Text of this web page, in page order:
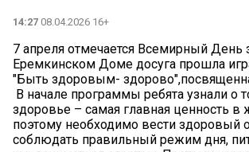
14:27 08.04.2026 16+
7 апреля отмечается Всемирный День
Еремкинском Доме досуга прошла
"Быть здоровым-
В начале программы ребята узнали о
здоровье – самая главная ценность в
поэтому необходимо вести здоровый
соблюдать правильный режим дня,